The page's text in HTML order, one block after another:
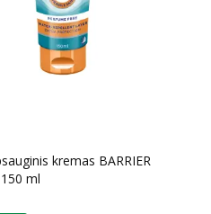
kremas BARRIER
ml